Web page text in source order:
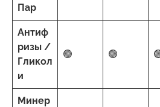
Пар
Антиф
ризы /
Гликол
и
🟢 🟢
Минер